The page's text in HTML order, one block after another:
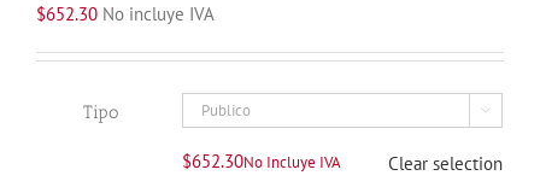
$652.30 No incluye IVA
Tipo 
$652.30No Incluye IVA Clear selection